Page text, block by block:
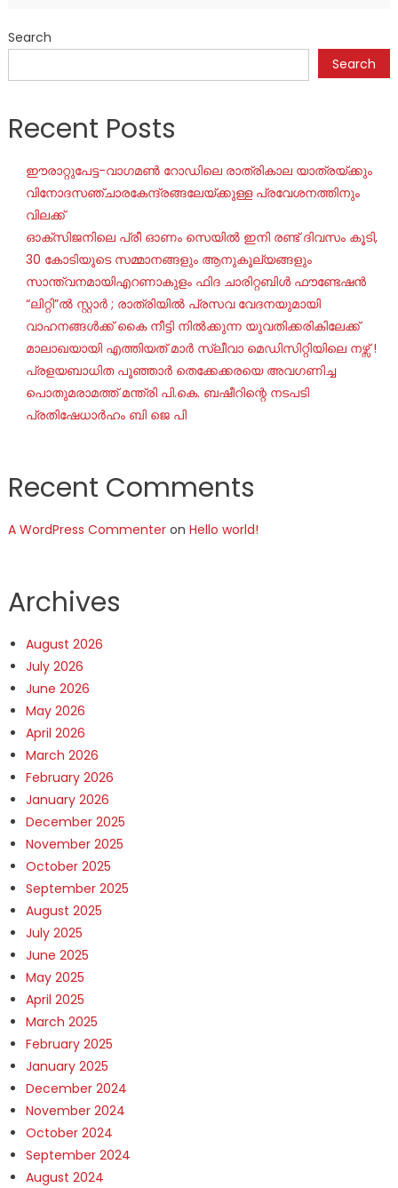
Search
Search
Recent Posts
ഈരാറ്റുപേട്ട-വാഗമൺ റോഡിലെ രാത്രികാല യാത്രയ്ക്കും
വിനോദസഞ്ചാരകേന്ദ്രങ്ങലേയ്ക്കുള്ള പ്രവേശനത്തിനും
വിലക്ക്
ഓക്‌സിജനിലെ പ്രീ ഓണം സെയില്‍ ഇനി രണ്ട് ദിവസം കൂടി,
30 കോടിയുടെ സമ്മാനങ്ങളും ആനുകൂല്യങ്ങളും
സാന്ത്വനമായിഎറണാകുളം ഫിദ ചാരിറ്റബിൾ ഫൗണ്ടേഷൻ
“ലിറ്റി”ൽ സ്റ്റാർ ; രാത്രിയിൽ പ്രസവ വേദനയുമായി
വാഹനങ്ങൾക്ക് കൈ നീട്ടി നിൽക്കുന്ന യുവതിക്കരികിലേക്ക്
മാലാഖയായി എത്തിയത് മാർ സ്ലീവാ മെഡിസിറ്റിയിലെ നഴ്സ് !
പ്രളയബാധിത പൂഞ്ഞാർ തെക്കേക്കരയെ അവഗണിച്ച
പൊതുമരാമത്ത് മന്ത്രി പി.കെ. ബഷീറിന്റെ നടപടി
പ്രതിഷേധാർഹം ബി ജെ പി
Recent Comments
A WordPress Commenteron Hello world!
Archives
August 2026
July 2026
June 2026
May 2026
April 2026
March 2026
February 2026
January 2026
December 2025
November 2025
October 2025
September 2025
August 2025
July 2025
June 2025
May 2025
April 2025
March 2025
February 2025
January 2025
December 2024
November 2024
October 2024
September 2024
August 2024